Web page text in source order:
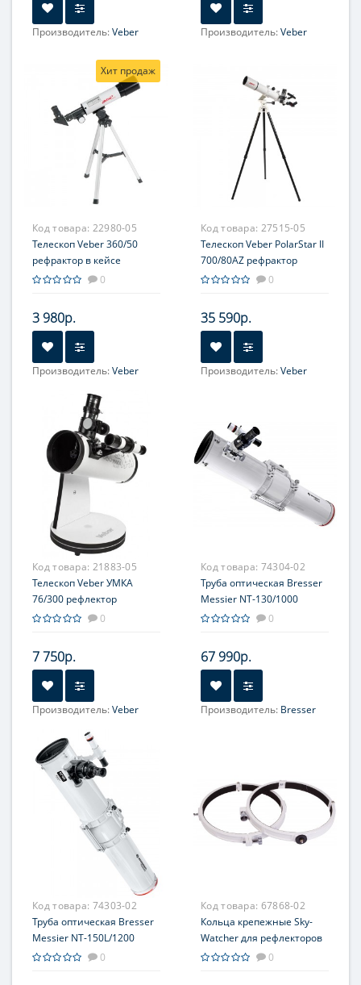
Производитель:Veber
Диаметр главного зеркала
Фокусное расстояние, мм:
Максимальное полезное
увеличение, крат:
Производитель:Veber
Диаметр главного зеркала
(апертура), мм:
Фокусное расстояние, мм:
Максимальное полезное
увеличение, крат:
Хит продаж
Код товара: 22980-05
Телескоп Veber 360/50
рефрактор в кейсе
0
3 980р.
Производитель:Veber
Диаметр главного зеркала
(апертура), мм:
Фокусное расстояние, мм:
Максимальное полезное
увеличение, крат:
Код товара: 27515-05
Телескоп Veber PolarStar II
700/80AZ рефрактор
0
35 590р.
Производитель:Veber
(апертура), мм:
80 (3'')
Фокусное расстояние, мм:
Максимальное полезное
Код товара: 21883-05
Телескоп Veber УМКА
76/300 рефлектор
0
7 750р.
Производитель:Veber
Диаметр главного зеркала
(апертура), мм:
76 (3'')
Фокусное расстояние, мм:
Максимальное полезное
увеличение, крат:
Код товара: 74304-02
Труба оптическая Bresser
Messier NT-130/1000
0
67 990р.
Производитель: Bresser
Фокусное расстояние, мм:
1000
Максимальное полезное
Код товара: 74303-02
Труба оптическая Bresser
Messier NT-150L/1200
Hexafoc
0
Код товара: 67868-02
Кольца крепежные Sky-
Watcher для рефлекторов
250 мм (внутренний
0